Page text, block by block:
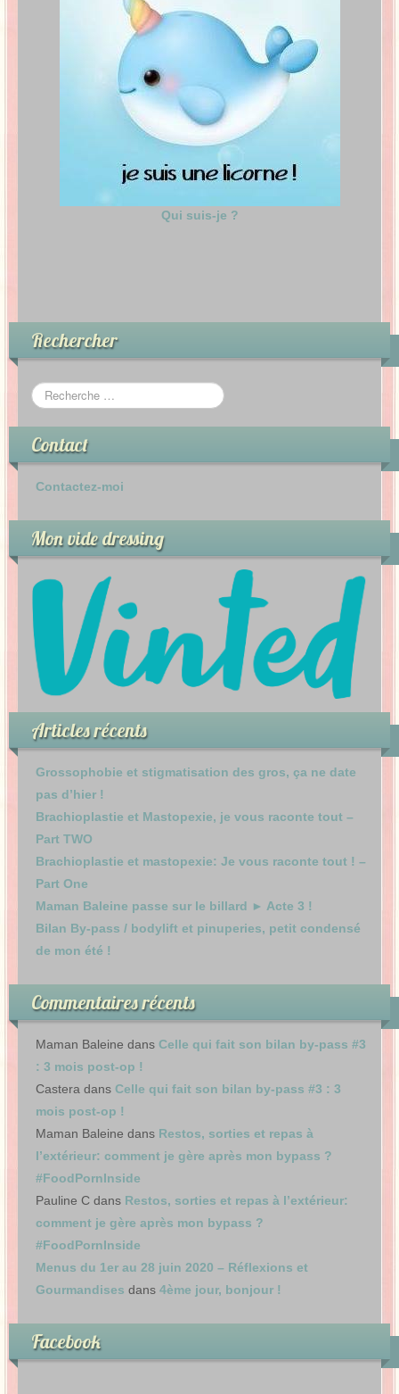
Qui suis-je ?
Rechercher
Contact
Contactez-moi
Mon vide dressing
Articles récents
Grossophobie et stigmatisation des gros, ça ne date
pas d’hier !
Brachioplastie et Mastopexie, je vous raconte tout –
Part TWO
Brachioplastie et mastopexie: Je vous raconte tout ! –
Part One
Maman Baleine passe sur le billard ► Acte 3 !
Bilan By-pass / bodylift et pinuperies, petit condensé
de mon été !
Commentaires récents
Maman Baleine dans Celle qui fait son bilan by-pass #3
: 3 mois post-op !
Castera dans Celle qui fait son bilan by-pass #3 : 3
mois post-op !
Maman Baleine dans Restos, sorties et repas à
l’extérieur: comment je gère après mon bypass ?
#FoodPornInside
Pauline C dans Restos, sorties et repas à l’extérieur:
comment je gère après mon bypass ?
#FoodPornInside
Menus du 1er au 28 juin 2020 – Réflexions et
Gourmandises dans 4ème jour, bonjour !
Facebook